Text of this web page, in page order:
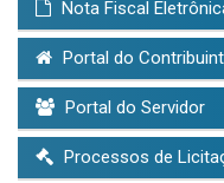
Nota Fiscal
Portal do
Portal do Servidor
Processos de